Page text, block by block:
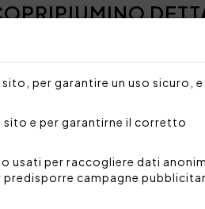
per garantire un uso sicuro, e
sito e per garantirne il corretto
usati per raccogliere dati
predisporre campagne
copripiumino
lista in macramè rimessa ad
Federe a 3 volani 50x80 cm
sotto teso 270x290 cm